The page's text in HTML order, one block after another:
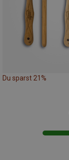
Du sparst 21%